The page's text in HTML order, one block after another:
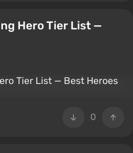
Hero Tier List —
0